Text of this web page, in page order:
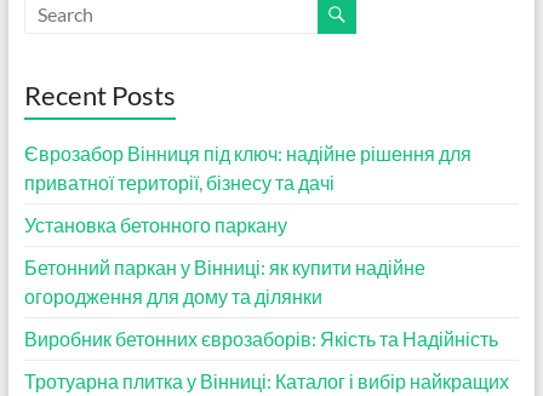
Recent Posts
Єврозабор Вінниця під ключ: надійне рішення для
приватної території, бізнесу та дачі
Установка бетонного паркану
Бетонний паркан у Вінниці: як купити надійне
огородження для дому та ділянки
Виробник бетонних єврозаборів: Якість та Надійність
Тротуарна плитка у Вінниці: Каталог і вибір найкращих